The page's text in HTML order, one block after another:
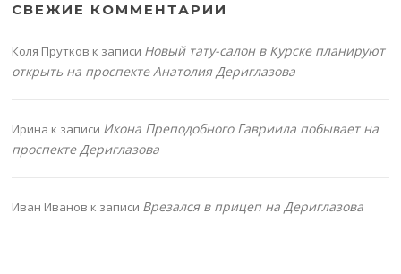
СВЕЖИЕ КОММЕНТАРИИ
Коля Прутков к записи Новый тату-салон в Курске планируют
открыть на проспекте Анатолия Дериглазова
Ирина к записи Икона Преподобного Гавриила побывает на
проспекте Дериглазова
Иван Иванов к записи Врезался в прицеп на Дериглазова